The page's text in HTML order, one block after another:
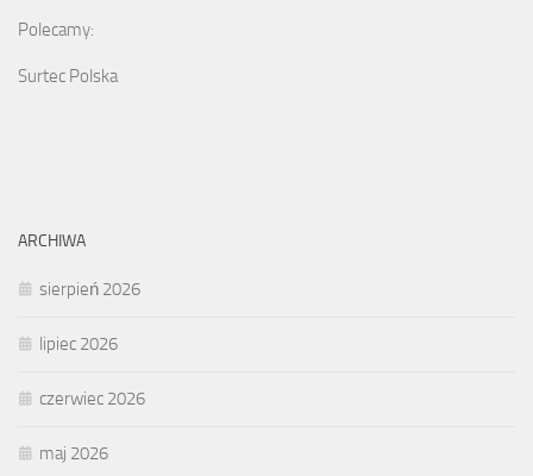
Polecamy:
Surtec Polska
ARCHIWA
sierpień 2026
lipiec 2026
czerwiec 2026
maj 2026